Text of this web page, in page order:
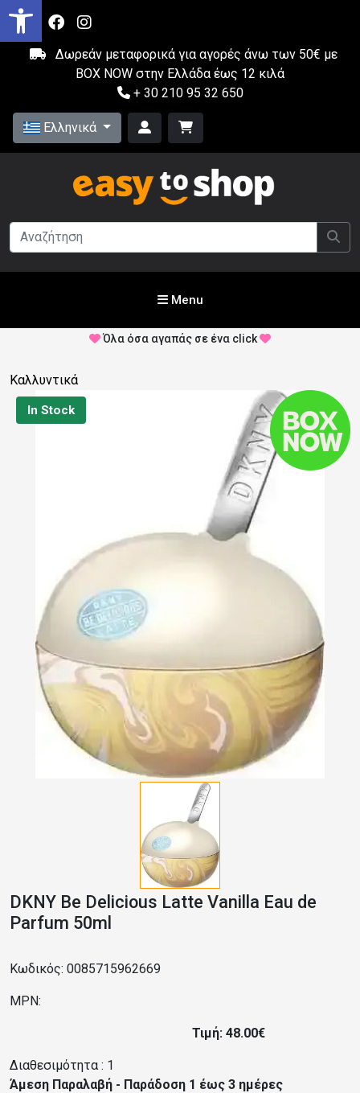
Δωρεάν μεταφορικά για αγορές άνω των 50€ με
BOX NOW στην Ελλάδα έως 12 κιλά
+ 30 210 95 32 650
Ελληνικά
Menu
Όλα όσα αγαπάς σε ένα click
Καλλυντικά
In Stock
DKNY Be Delicious Latte Vanilla Eau de
Parfum 50ml
Κωδικός: 0085715962669
MPN:
Τιμή: 48.00€
Διαθεσιμότητα : 1
Άμεση Παραλαβή - Παράδοση 1 έως 3 ημέρες